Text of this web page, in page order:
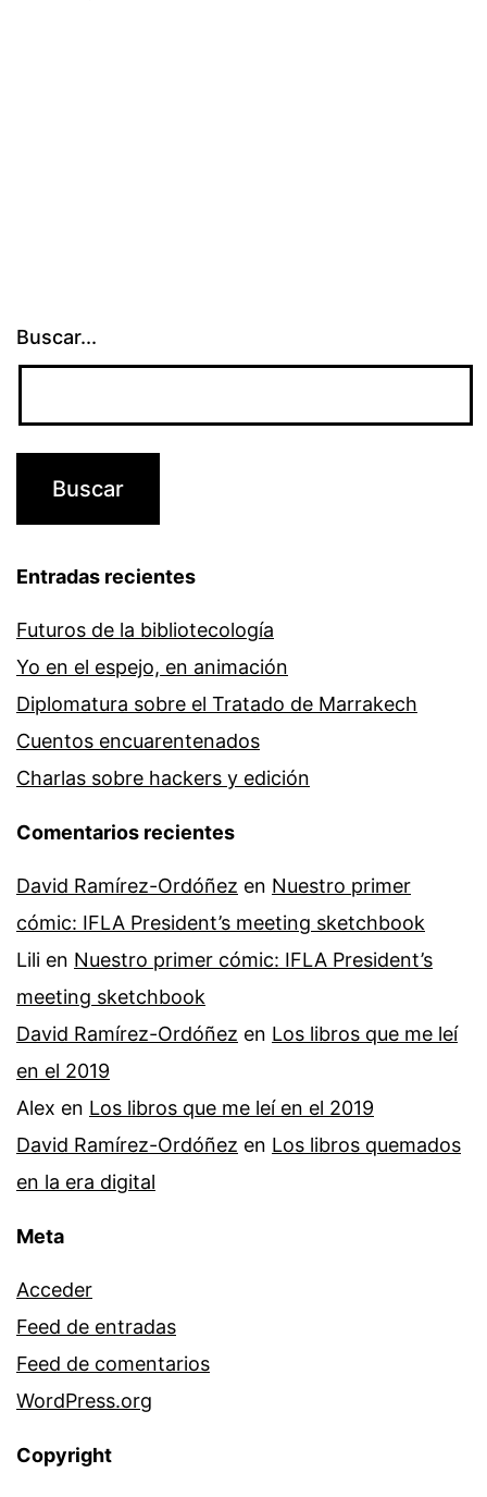
Buscar...
Entradas recientes
Futuros de la bibliotecología
Yo en el espejo, en animación
Diplomatura sobre el Tratado de Marrakech
Cuentos encuarentenados
Charlas sobre hackers y edición
Comentarios recientes
David Ramírez-Ordóñez en Nuestro primer
cómic: IFLA President’s meeting sketchbook
Lili en Nuestro primer cómic: IFLA President’s
meeting sketchbook
David Ramírez-Ordóñez en Los libros que me leí
en el 2019
Alex en Los libros que me leí en el 2019
David Ramírez-Ordóñez en Los libros quemados
en la era digital
Meta
Acceder
Feed de entradas
Feed de comentarios
WordPress.org
Copyright